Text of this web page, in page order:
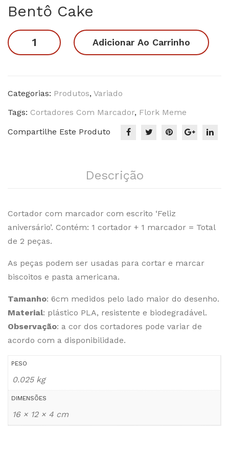
Bentô Cake
Flork
Meme
Bentô
Adicionar Ao Carrinho
Categorias: Produtos, Variado
Tags: Cortadores Com Marcador, Flork Meme
Compartilhe Este Produto
Descrição
Cortador com marcador com escrito ‘Feliz
aniversário’. Contém: 1 cortador + 1 marcador = Total
de 2 peças.
As peças podem ser usadas para cortar e marcar
biscoitos e pasta americana.
Tamanho: 6cm medidos pelo lado maior do desenho.
Material: plástico PLA, resistente e biodegradável.
Observação: a cor dos cortadores pode variar de
acordo com a disponibilidade.
PESO
0.025 kg
DIMENSÕES
16 × 12 × 4 cm